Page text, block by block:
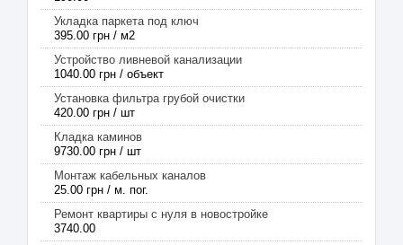
Укладка паркета под ключ
395.00 грн / м2
Устройство ливневой канализации
1040.00 грн / объект
Установка фильтра грубой очистки
420.00 грн / шт
Кладка каминов
9730.00 грн / шт
Монтаж кабельных каналов
25.00 грн / м. пог.
Ремонт квартиры с нуля в новостройке
3740.00